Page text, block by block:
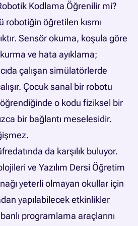
Kodlama Öğrenilir mi?
robotiğin öğretilen kısmı
Sensör okuma, koşula göre
ve hata ayıklama;
çalışan simülatörlerde
Çocuk sanal bir robotu
o kodu fiziksel bir
bir bağlantı meselesidir.
da karşılık buluyor.
ve Yazılım Dersi Öğretim
yeterli olmayan okullar için
yapılabilecek etkinlikler
programlama araçlarını